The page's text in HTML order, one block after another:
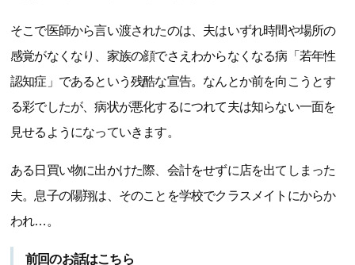
そこで医師から言い渡されたのは、夫はいずれ時間や場所の
感覚がなくなり、家族の顔でさえわからなくなる病「若年性
認知症」であるという残酷な宣告。なんとか前を向こうとす
る彩でしたが、病状が悪化するにつれて夫は知らない一面を
見せるようになっていきます。
ある日買い物に出かけた際、会計をせずに店を出てしまった
夫。息子の陽翔は、そのことを学校でクラスメイトにからか
われ…。
前回のお話はこちら